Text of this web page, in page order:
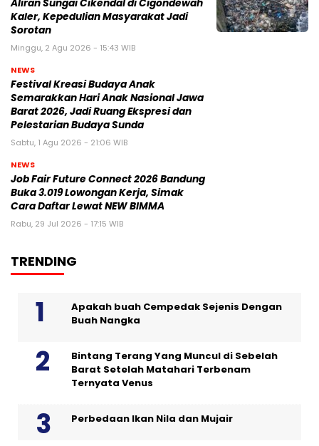
Aliran Sungai Cikendal di Cigondewah
Kaler, Kepedulian Masyarakat Jadi
Sorotan
Minggu, 2 Agu 2026 - 15:43 WIB
NEWS
Festival Kreasi Budaya Anak
Semarakkan Hari Anak Nasional Jawa
Barat 2026, Jadi Ruang Ekspresi dan
Pelestarian Budaya Sunda
Sabtu, 1 Agu 2026 - 21:06 WIB
NEWS
Job Fair Future Connect 2026 Bandung
Buka 3.019 Lowongan Kerja, Simak
Cara Daftar Lewat NEW BIMMA
Rabu, 29 Jul 2026 - 17:15 WIB
TRENDING
Apakah buah Cempedak Sejenis Dengan
Buah Nangka
Bintang Terang Yang Muncul di Sebelah
Barat Setelah Matahari Terbenam
Ternyata Venus
Perbedaan Ikan Nila dan Mujair